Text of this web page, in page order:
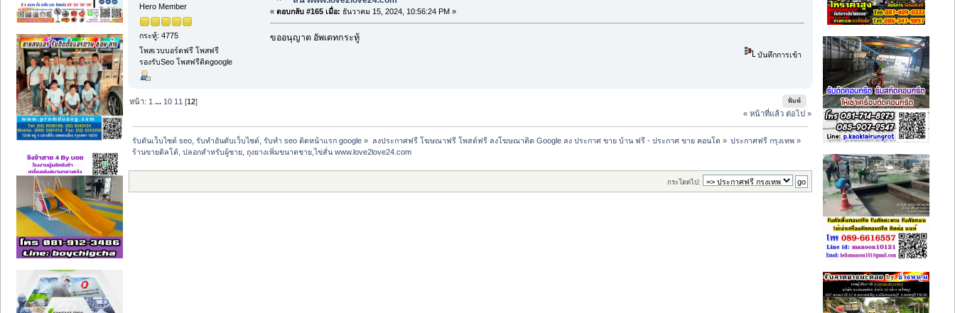
Hero Member
กระทู้: 4775
โพสเวบบอร์ดฟรี โพสฟรี
รองรับSeo โพสฟรีติดgoogle
« ตอบกลับ #165 เมื่อ: ธันวาคม 15, 2024, 10:56:24 PM »
ขออนุญาต อัพเดทกระทู้
บันทึกการเข้า
พิมพ์
หน้า: 1 ... 10 11 [12]
« หน้าที่แล้ว ต่อไป »
รับดันเว็บไซต์ seo, รับทำอันดับเว็บไซต์, รับทำ seo ติดหน้าแรก google » ลงประกาศฟรี โฆษณาฟรี โพสต์ฟรี ลงโฆษณาติด Google ลง ประกาศ ขาย บ้าน ฟรี - ประกาศ ขาย คอนโด » ประกาศฟรี กรุงเทพ»
ร้านขายดิลโด้, ปลอกสําหรับผู้ชาย, ถุงยางเพิ่มขนาดชาย,ไข่สั่น www.love2love24.com
กระโดดไป: